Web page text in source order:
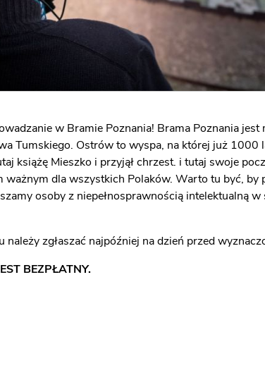
w Bramie Poznania! Brama Poznania
Tumskiego. Ostrów to wyspa, na której już 1000
książę Mieszko i przyjął chrzest. i tutaj swoje
dla wszystkich Polaków. Warto tu być, by
osoby z niepełnosprawnością intelektualną
należy zgłaszać najpóźniej na dzień przed
BEZPŁATNY.